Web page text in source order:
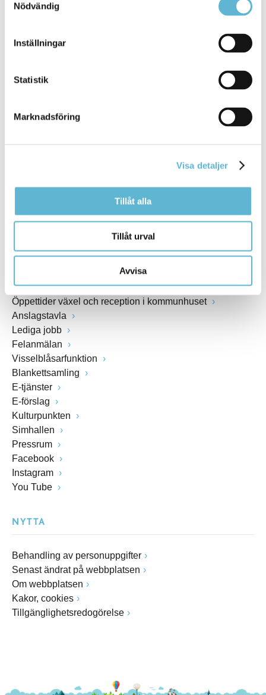
Nödvändig
Inställningar
Statistik
Marknadsföring
Visa detaljer
Tillåt alla
Tillåt urval
Avvisa
KONTAKT
Besöksadress
Box 18, 295 21 Bromölla
Fax: 0456-82 22 00
Öppettider växel och reception i kommunhuset
Anslagstavla
Lediga jobb
Felanmälan
Visselblåsarfunktion
Blankettsamling
E-tjänster
E-förslag
Kulturpunkten
Simhallen
Pressrum
Facebook
Instagram
You Tube
NYTTA
Behandling av personuppgifter
Senast ändrat på webbplatsen
Om webbplatsen
Kakor, cookies
Tillgänglighetsredogörelse